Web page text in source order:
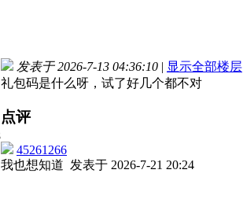
发表于 2026-7-13 04:36:10 | 显示全部楼层
礼包码是什么呀，试了好几个都不对
点评
45261266
我也想知道 发表于 2026-7-21 20:24